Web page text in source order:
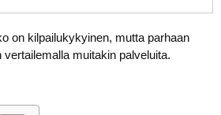
on kilpailukykyinen, mutta parhaan
muitakin palveluita.